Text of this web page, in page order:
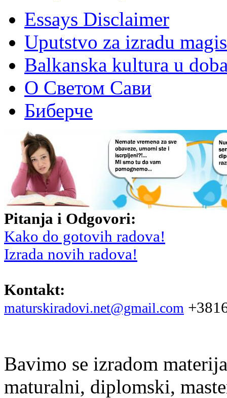
Essays Disclaimer
Uputstvo za izradu
Balkanska kultura u
О Светом Сави
Биберче
Pitanja i Odgovori:
Kako do gotovih radova!
Izrada novih radova!
Kontakt:
maturskiradovi.net@gmail.com
Bavimo se izradom
maturalni, diplomski,